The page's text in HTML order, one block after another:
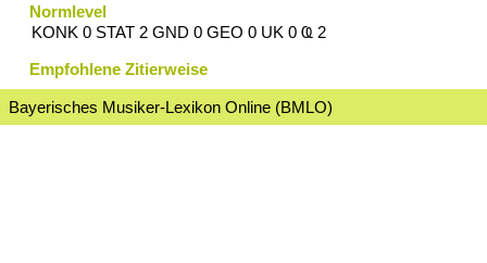
Normlevel
KONK 0 STAT 2 GND 0 GEO 0 UK 0 Ҩ 2
Empfohlene Zitierweise
Bayerisches Musiker-Lexikon Online (BMLO)